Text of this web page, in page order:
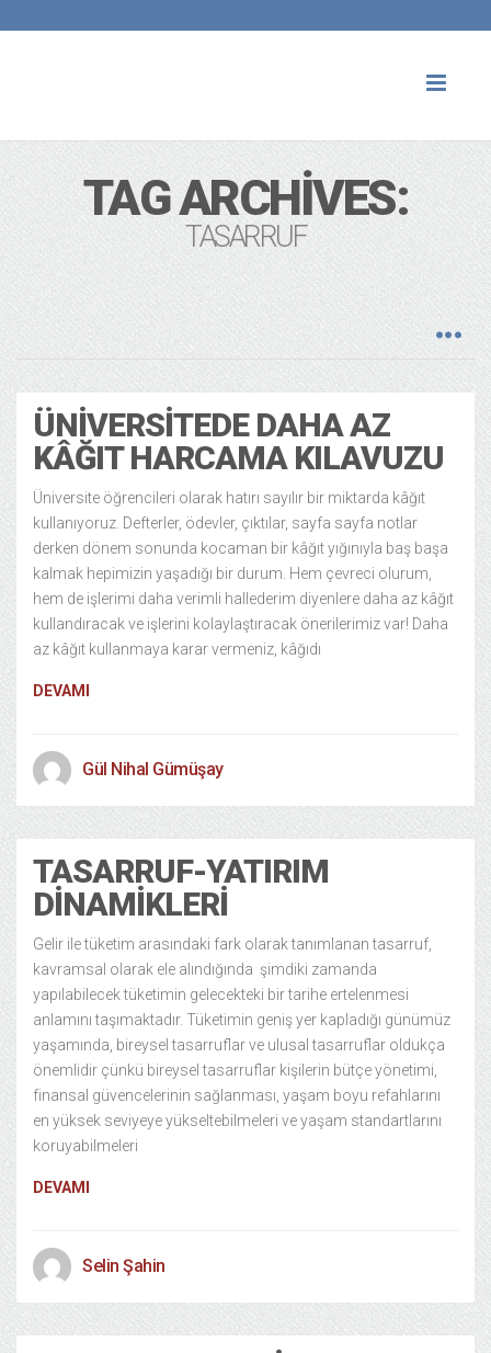
TAG ARCHIVES:
TASARRUF
ÜNIVERSITEDE DAHA AZ
KÂĞIT HARCAMA KILAVUZU
Üniversite öğrencileri olarak hatırı sayılır bir miktarda kâğıt
kullanıyoruz. Defterler, ödevler, çıktılar, sayfa sayfa notlar
derken dönem sonunda kocaman bir kâğıt yığınıyla baş başa
kalmak hepimizin yaşadığı bir durum. Hem çevreci olurum,
hem de işlerimi daha verimli hallederim diyenlere daha az kâğıt
kullandıracak ve işlerini kolaylaştıracak önerilerimiz var! Daha
az kâğıt kullanmaya karar vermeniz, kâğıdı
DEVAMI
Gül Nihal Gümüşay
TASARRUF-YATIRIM
DINAMIKLERI
Gelir ile tüketim arasındaki fark olarak tanımlanan tasarruf,
kavramsal olarak ele alındığında şimdiki zamanda
yapılabilecek tüketimin gelecekteki bir tarihe ertelenmesi
anlamını taşımaktadır. Tüketimin geniş yer kapladığı günümüz
yaşamında, bireysel tasarruflar ve ulusal tasarruflar oldukça
önemlidir çünkü bireysel tasarruflar kişilerin bütçe yönetimi,
finansal güvencelerinin sağlanması, yaşam boyu refahlarını
en yüksek seviyeye yükseltebilmeleri ve yaşam standartlarını
koruyabilmeleri
DEVAMI
Selin Şahin